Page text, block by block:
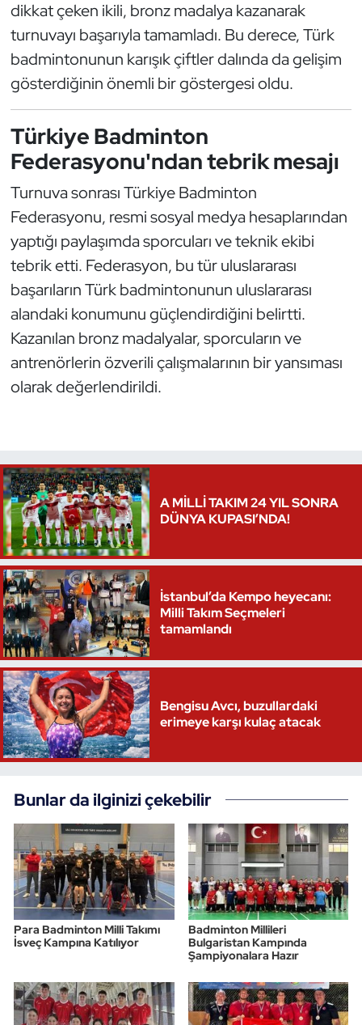
dikkat çeken ikili, bronz madalya kazanarak
turnuvayı başarıyla tamamladı. Bu derece, Türk
badmintonunun karışık çiftler dalında da gelişim
gösterdiğinin önemli bir göstergesi oldu.
Türkiye Badminton
Federasyonu'ndan tebrik mesajı
Turnuva sonrası Türkiye Badminton
Federasyonu, resmi sosyal medya hesaplarından
yaptığı paylaşımda sporcuları ve teknik ekibi
tebrik etti. Federasyon, bu tür uluslararası
başarıların Türk badmintonunun uluslararası
alandaki konumunu güçlendirdiğini belirtti.
Kazanılan bronz madalyalar, sporcuların ve
antrenörlerin özverili çalışmalarının bir yansıması
olarak değerlendirildi.
A MİLLİ TAKIM 24 YIL SONRA
DÜNYA KUPASI’NDA!
İstanbul’da Kempo heyecanı:
Milli Takım Seçmeleri
tamamlandı
Bengisu Avcı, buzullardaki
erimeye karşı kulaç atacak
Bunlar da ilginizi çekebilir
Para Badminton Milli Takımı
İsveç Kampına Katılıyor
Badminton Millileri
Bulgaristan Kampında
Şampiyonalara Hazır
Triatlon
Voleybol
Vücut Geliştirme Fitness
Wushu Kungfu
Yelken
Yüzme